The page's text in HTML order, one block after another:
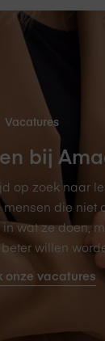
Vacatures
bij
op zoek naar
die niet
wat ze doen,
willen
onze vacatures